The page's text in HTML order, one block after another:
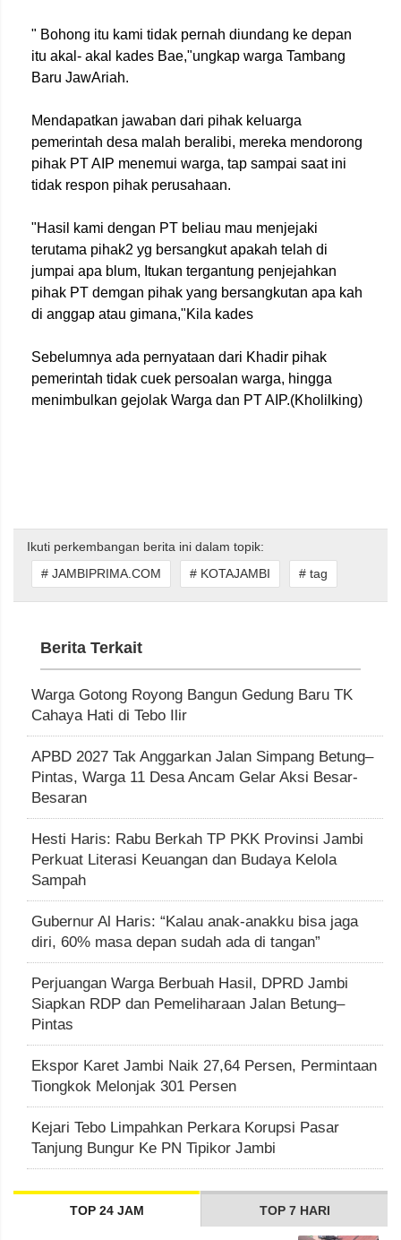
" Bohong itu kami tidak pernah diundang ke depan
itu akal- akal kades Bae,"ungkap warga Tambang
Baru JawAriah.
Mendapatkan jawaban dari pihak keluarga
pemerintah desa malah beralibi, mereka mendorong
pihak PT AIP menemui warga, tap sampai saat ini
tidak respon pihak perusahaan.
"Hasil kami dengan PT beliau mau menjejaki
terutama pihak2 yg bersangkut apakah telah di
jumpai apa blum, Itukan tergantung penjejahkan
pihak PT demgan pihak yang bersangkutan apa kah
di anggap atau gimana,"Kila kades
Sebelumnya ada pernyataan dari Khadir pihak
pemerintah tidak cuek persoalan warga, hingga
menimbulkan gejolak Warga dan PT AIP.(Kholilking)
Ikuti perkembangan berita ini dalam topik:
# JAMBIPRIMA.COM
# KOTAJAMBI # tag
Berita Terkait
Warga Gotong Royong Bangun Gedung Baru TK
Cahaya Hati di Tebo Ilir
APBD 2027 Tak Anggarkan Jalan Simpang Betung–
Pintas, Warga 11 Desa Ancam Gelar Aksi Besar-
Besaran
Hesti Haris: Rabu Berkah TP PKK Provinsi Jambi
Perkuat Literasi Keuangan dan Budaya Kelola
Sampah
Gubernur Al Haris: “Kalau anak-anakku bisa jaga
diri, 60% masa depan sudah ada di tangan”
Perjuangan Warga Berbuah Hasil, DPRD Jambi
Siapkan RDP dan Pemeliharaan Jalan Betung–
Pintas
Ekspor Karet Jambi Naik 27,64 Persen, Permintaan
Tiongkok Melonjak 301 Persen
Kejari Tebo Limpahkan Perkara Korupsi Pasar
Tanjung Bungur Ke PN Tipikor Jambi
TOP 24 JAM TOP 7 HARI